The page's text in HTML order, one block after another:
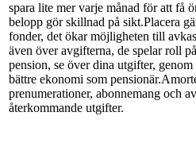
spara lite mer varje månad för att få
belopp gör skillnad på sikt.Placera
fonder, det ökar möjligheten till
även över avgifterna, de spelar roll
pension, se över dina utgifter,
bättre ekonomi som
prenumerationer, abonnemang och
återkommande utgifter.